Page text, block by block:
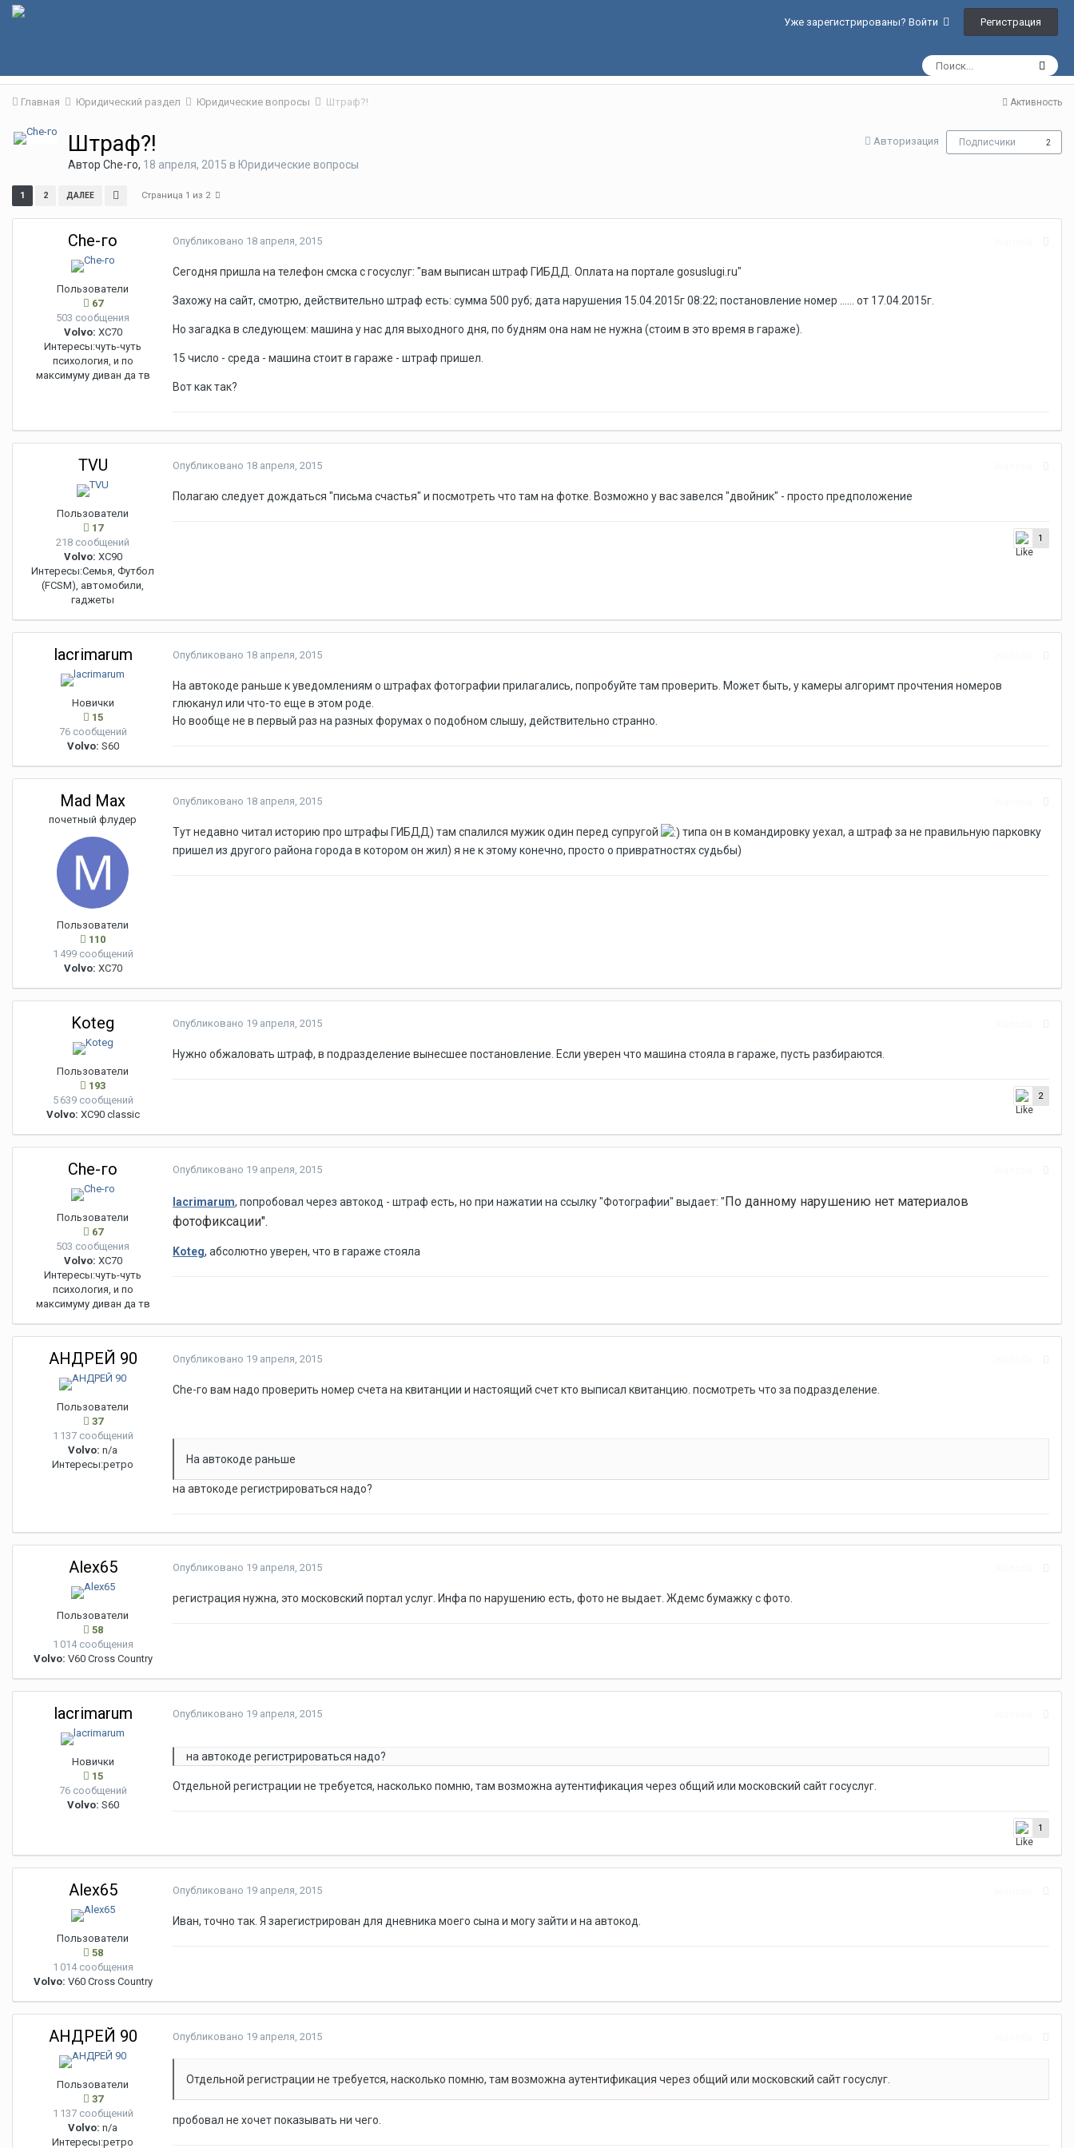
Уже зарегистрированы? Войти Регистрация
Активность
Главная Юридический раздел Юридические вопросы Штраф?!
Авторизация Подписчики 2
Штраф?!
Автор Che-го, 18 апреля, 2015 в Юридические вопросы
1 2 ДАЛЕЕ Страница 1 из 2
Che-го
Пользователи
67
503 сообщения
Volvo: XC70
Интересы:чуть-чуть
психология, и по
максимуму диван да тв
Опубликовано 18 апреля, 2015
Сегодня пришла на телефон смска с госуслуг: "вам выписан штраф ГИБДД. Оплата на портале gosuslugi.ru"
Захожу на сайт, смотрю, действительно штраф есть: сумма 500 руб; дата нарушения 15.04.2015г 08:22; постановление номер ...... от 17.04.2015г.
Но загадка в следующем: машина у нас для выходного дня, по будням она нам не нужна (стоим в это время в гараже).
15 число - среда - машина стоит в гараже - штраф пришел.
Вот как так?
TVU
Пользователи
17
218 сообщений
Volvo: XC90
Интересы:Семья, Футбол
(FCSM), автомобили,
гаджеты
Опубликовано 18 апреля, 2015
Полагаю следует дождаться "письма счастья" и посмотреть что там на фотке. Возможно у вас завелся "двойник" - просто предположение
1
lacrimarum
Новички
15
76 сообщений
Volvo: S60
Опубликовано 18 апреля, 2015
На автокоде раньше к уведомлениям о штрафах фотографии прилагались, попробуйте там проверить. Может быть, у камеры алгоримт прочтения номеров
глюканул или что-то еще в этом роде.
Но вообще не в первый раз на разных форумах о подобном слышу, действительно странно.
Mad Max
почетный флудер
Пользователи
110
1 499 сообщений
Volvo: XC70
Опубликовано 18 апреля, 2015
Тут недавно читал историю про штрафы ГИБДД) там спалился мужик один перед супругой
типа он в командировку уехал, а штраф за не правильную парковку
пришел из другого района города в котором он жил) я не к этому конечно, просто о привратностях судьбы)
Koteg
Пользователи
193
5 639 сообщений
Volvo: XC90 classic
Опубликовано 19 апреля, 2015
Нужно обжаловать штраф, в подразделение вынесшее постановление. Если уверен что машина стояла в гараже, пусть разбираются.
2
Che-го
Пользователи
67
503 сообщения
Volvo: XC70
Интересы:чуть-чуть
психология, и по
максимуму диван да тв
Опубликовано 19 апреля, 2015
lacrimarum, попробовал через автокод - штраф есть, но при нажатии на ссылку "Фотографии" выдает: "По данному нарушению нет материалов
фотофиксации".
Koteg, абсолютно уверен, что в гараже стояла
АНДРЕЙ 90
Пользователи
37
1 137 сообщений
Volvo: n/a
Интересы:ретро
Опубликовано 19 апреля, 2015
Che-го вам надо проверить номер счета на квитанции и настоящий счет кто выписал квитанцию. посмотреть что за подразделение.
На автокоде раньше
на автокоде регистрироваться надо?
Alex65
Пользователи
58
1 014 сообщения
Volvo: V60 Cross Country
Опубликовано 19 апреля, 2015
регистрация нужна, это московский портал услуг. Инфа по нарушению есть, фото не выдает. Ждемс бумажку с фото.
lacrimarum
Новички
15
76 сообщений
Volvo: S60
Опубликовано 19 апреля, 2015
на автокоде регистрироваться надо?
Отдельной регистрации не требуется, насколько помню, там возможна аутентификация через общий или московский сайт госуслуг.
1
Alex65
Пользователи
58
1 014 сообщения
Volvo: V60 Cross Country
Опубликовано 19 апреля, 2015
Иван, точно так. Я зарегистрирован для дневника моего сына и могу зайти и на автокод.
АНДРЕЙ 90
Пользователи
37
1 137 сообщений
Volvo: n/a
Интересы:ретро
Опубликовано 19 апреля, 2015
Отдельной регистрации не требуется, насколько помню, там возможна аутентификация через общий или московский сайт госуслуг.
пробовал не хочет показывать ни чего.